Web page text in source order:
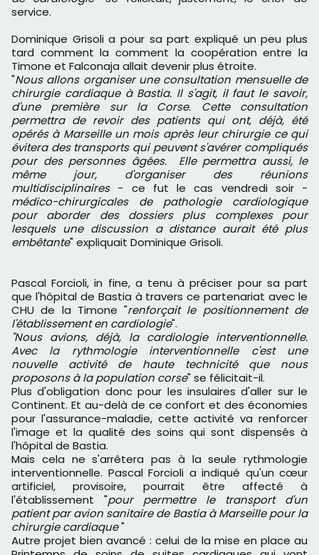
service.
Dominique Grisoli a pour sa part expliqué un peu plus
tard comment la comment la coopération entre la
Timone et Falconaja allait devenir plus étroite.
"Nous allons organiser une consultation mensuelle de
chirurgie cardiaque à Bastia. Il s'agit, il faut le savoir,
d'une première sur la Corse. Cette consultation
permettra de revoir des patients qui ont, déjà, été
opérés à Marseille un mois après leur chirurgie ce qui
évitera des transports qui peuvent s'avérer compliqués
pour des personnes âgées. Elle permettra aussi, le
même jour, d'organiser des réunions
multidisciplinaires - ce fut le cas vendredi soir -
médico-chirurgicales de pathologie cardiologique
pour aborder des dossiers plus complexes pour
lesquels une discussion a distance aurait été plus
embêtante" expliquait Dominique Grisoli.
Pascal Forcioli, in fine, a tenu à préciser pour sa part
que l'hôpital de Bastia à travers ce partenariat avec le
CHU de la Timone "renforçait le positionnement de
l'établissement en cardiologie".
"Nous avions, déjà, la cardiologie interventionnelle.
Avec la rythmologie interventionnelle c'est une
nouvelle activité de haute technicité que nous
proposons à la population corse" se félicitait-il.
Plus d'obligation donc pour les insulaires d'aller sur le
Continent. Et au-delà de ce confort et des économies
pour l'assurance-maladie, cette activité va renforcer
l'image et la qualité des soins qui sont dispensés à
l'hôpital de Bastia.
Mais cela ne s'arrêtera pas à la seule rythmologie
interventionnelle. Pascal Forcioli a indiqué qu'un cœur
artificiel, provisoire, pourrait être affecté à
l'établissement "pour permettre le transport d'un
patient par avion sanitaire de Bastia à Marseille pour la
chirurgie cardiaque"
Autre projet bien avancé : celui de la mise en place au